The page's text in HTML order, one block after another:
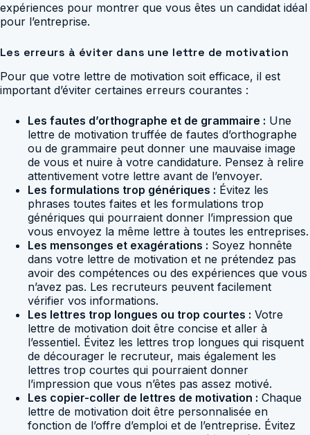
expériences pour montrer que vous êtes un candidat idéal
pour l’entreprise.
Les erreurs à éviter dans une lettre de motivation
Pour que votre lettre de motivation soit efficace, il est
important d’éviter certaines erreurs courantes :
Les fautes d’orthographe et de grammaire : Une
lettre de motivation truffée de fautes d’orthographe
ou de grammaire peut donner une mauvaise image
de vous et nuire à votre candidature. Pensez à relire
attentivement votre lettre avant de l’envoyer.
Les formulations trop génériques : Évitez les
phrases toutes faites et les formulations trop
génériques qui pourraient donner l’impression que
vous envoyez la même lettre à toutes les entreprises.
Les mensonges et exagérations : Soyez honnête
dans votre lettre de motivation et ne prétendez pas
avoir des compétences ou des expériences que vous
n’avez pas. Les recruteurs peuvent facilement
vérifier vos informations.
Les lettres trop longues ou trop courtes : Votre
lettre de motivation doit être concise et aller à
l’essentiel. Évitez les lettres trop longues qui risquent
de décourager le recruteur, mais également les
lettres trop courtes qui pourraient donner
l’impression que vous n’êtes pas assez motivé.
Les copier-coller de lettres de motivation : Chaque
lettre de motivation doit être personnalisée en
fonction de l’offre d’emploi et de l’entreprise. Évitez